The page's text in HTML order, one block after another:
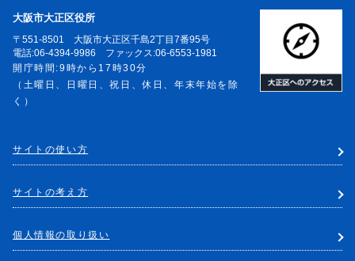
大阪市大正区役所
〒551-8501 大阪市大正区千島2丁目7番95号
電話:06-4394-9986 ファックス:06-6553-1981
開庁時間:9時から17時30分
（土曜日、日曜日、祝日、休日、年末年始を除
く）
サイトの使い方
サイトの考え方
個人情報の取り扱い